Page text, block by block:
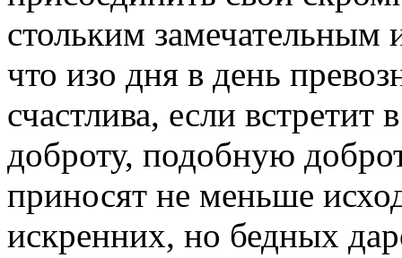
стольким
что изо дня в день
счастлива, если встретит
доброту, подобную
приносят не меньше
искренних, но бедных